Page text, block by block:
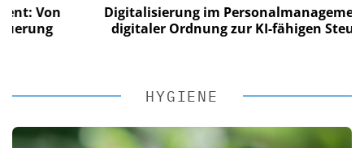
Digitalisierung im Personalmanagement: Von
digitaler Ordnung zur KI-fähigen Steuerung
HYGIENE